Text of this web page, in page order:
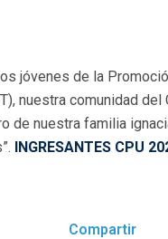
jóvenes de la
nuestra comunidad
de nuestra familia
INGRESANTES CPU
Compartir